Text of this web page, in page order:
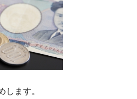
します。